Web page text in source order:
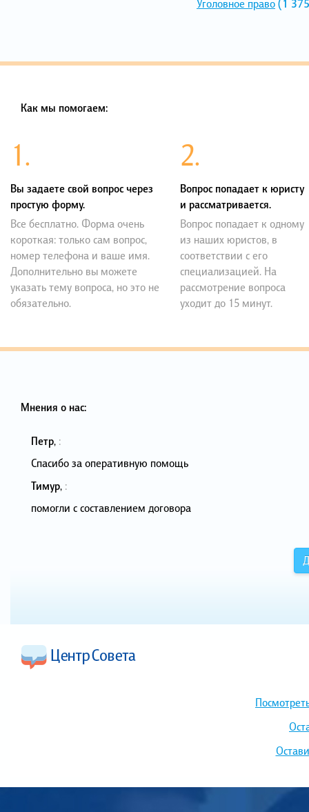
Уголовное право(1
Как мы помогаем:
1.
Вы задаете свой вопрос через
простую форму.
Все бесплатно. Форма очень
короткая: только сам вопрос,
номер телефона и ваше имя.
Дополнительно вы можете
указать тему вопроса, но это не
обязательно.
2.
Вопрос попадает к юристу
и рассматривается.
Вопрос попадает к одному
из наших юристов, в
соответствии с его
специализацией. На
рассмотрение вопроса
уходит до 15 минут.
Мнения о нас:
Петр, :
Спасибо за оперативную помощь
Тимур, :
помогли с составлением договора